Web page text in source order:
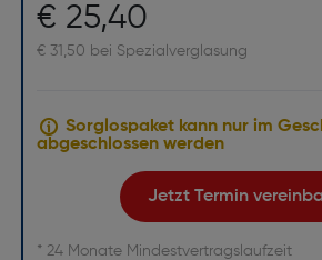
€ 25,40
€ 31,50 bei Spezialverglasung
Sorglospaket kann nur im
abgeschlossen werden
Jetzt Termin
* 24 Monate Mindestvertragslaufzeit